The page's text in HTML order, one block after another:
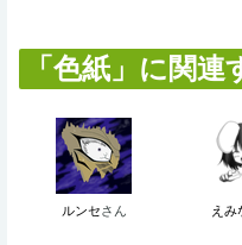
「色紙」に関
ルンセさん えみ